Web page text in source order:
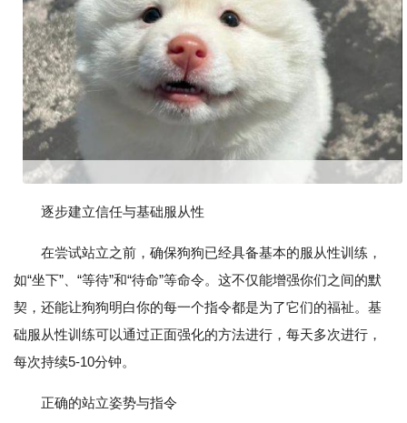
逐步建立信任与基础服从性
在尝试站立之前，确保狗狗已经具备基本的服从性训练，
如“坐下”、“等待”和“待命”等命令。这不仅能增强你们之间的默
契，还能让狗狗明白你的每一个指令都是为了它们的福祉。基
础服从性训练可以通过正面强化的方法进行，每天多次进行，
每次持续5-10分钟。
正确的站立姿势与指令